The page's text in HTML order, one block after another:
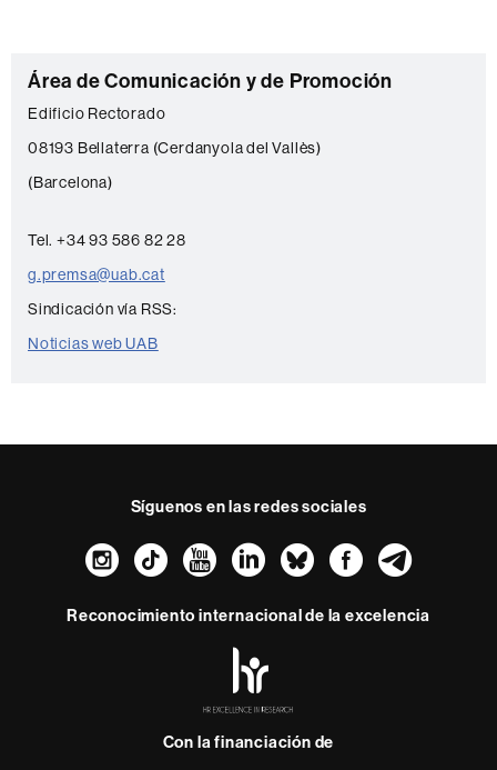
C
o
n
t
c
t
o
Área de Comunicación y de Promoción
Edificio Rectorado
08193 Bellaterra (Cerdanyola del Vallès)
(Barcelona)
Tel. +34 93 586 82 28
g.premsa@uab.cat
Sindicación vía RSS:
Noticias web UAB
Síguenos en las redes sociales
Instagram
TikTokYouTube
LinkedIn
Bluesky
Reconocimiento internacional de la excelencia
-
Con la financiación de